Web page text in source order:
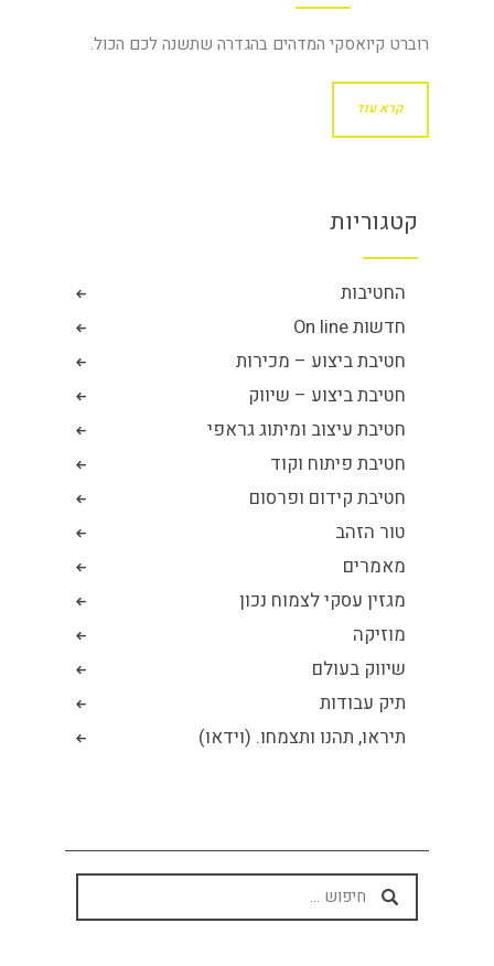
רוברט קיואסקי המדהים בהגדרה שתשנה לכם הכול.
קרא עוד
קטגוריות
החטיבות
חדשות On line
חטיבת ביצוע – מכירות
חטיבת ביצוע – שיווק
חטיבת עיצוב ומיתוג גראפי
חטיבת פיתוח וקוד
חטיבת קידום ופרסום
טור הזהב
מאמרים
מגזין עסקי לצמוח נכון
מוזיקה
שיווק בעולם
תיק עבודות
תיראו, תהנו ותצמחו. (וידאו)
חיפוש: